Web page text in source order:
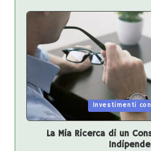
Posted
Investimenti
La Mia Ricerca di un